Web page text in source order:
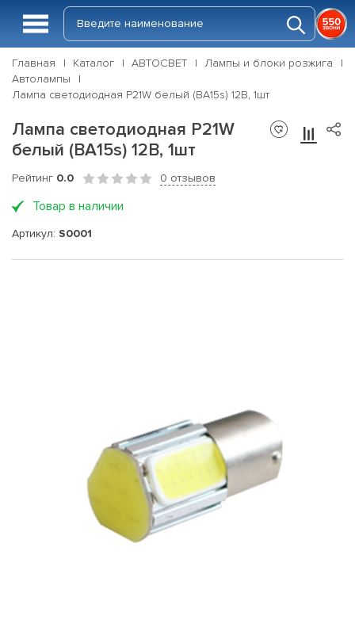
Главная Каталог АВТОСВЕТ
Лампы и блоки розжига
Автолампы
Лампа светодиодная P21W белый (BA15s) 12В, 1шт
Лампа светодиодная P21W
белый (BA15s) 12В, 1шт
Рейтинг 0.0 0 отзывов
Товар в наличии
Артикул: S0001